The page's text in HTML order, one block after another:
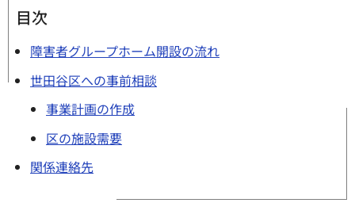
目次
障害者グループホーム開設の流れ
世田谷区への事前相談
事業計画の作成
区の施設需要
関係連絡先